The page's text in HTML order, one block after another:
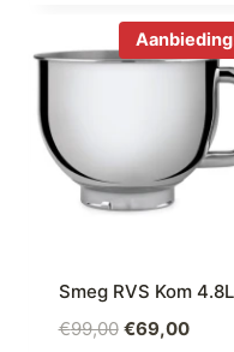
Smeg RVS Kom 4.8L
€99,00 €69,00